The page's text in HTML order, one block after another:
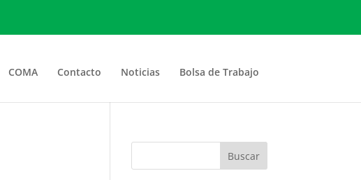
COMA Contacto Noticias Bolsa de Trabajo